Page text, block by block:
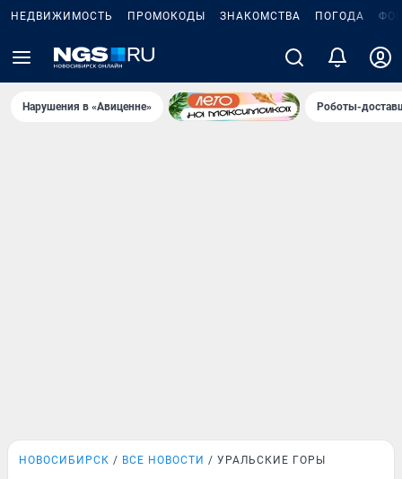
НЕДВИЖИМОСТЬ ПРОМОКОДЫ ЗНАКОМСТВА ПОГОДА
Нарушения в «Авиценне» Роботы-
НОВОСИБИРСК ВСЕ НОВОСТИ УРАЛЬСКИЕ ГОРЫ